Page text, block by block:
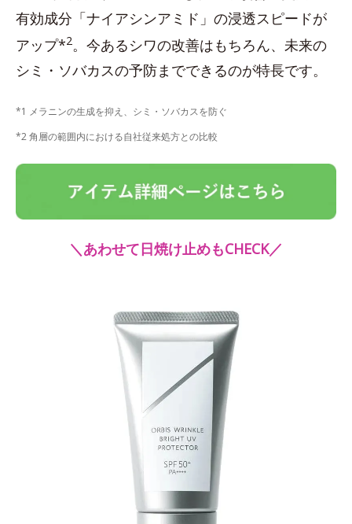
有効成分「ナイアシンアミド」の浸透スピードが
アップ*2。今あるシワの改善はもちろん、未来の
シミ・ソバカスの予防までできるのが特長です。
*1 メラニンの生成を抑え、シミ・ソバカスを防ぐ
*2 角層の範囲内における自社従来処方との比較
＼あわせて日焼け止めもCHECK／